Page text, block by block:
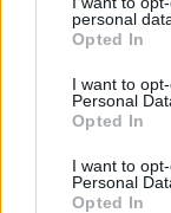
personal
Opted In
I want to
Personal
Opted In
I want to
Personal
Opted In
32 laipsnių
Žinios | Orai
V. Zalužno
Ukrainos
Laidos | Nauja